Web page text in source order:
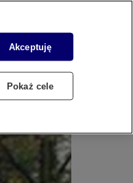
Akceptuję
Pokaż cele